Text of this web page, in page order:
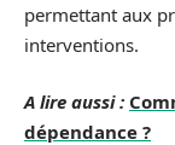
permettant aux
interventions.
A lire aussi :
dépendance ?